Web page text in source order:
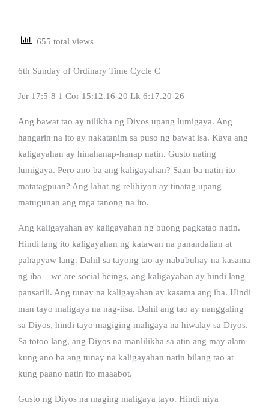
655 total views
6th Sunday of Ordinary Time Cycle C
Jer 17:5-8 1 Cor 15:12.16-20 Lk 6:17.20-26
Ang bawat tao ay nilikha ng Diyos upang lumigaya. Ang
hangarin na ito ay nakatanim sa puso ng bawat isa. Kaya ang
kaligayahan ay hinahanap-hanap natin. Gusto nating
lumigaya. Pero ano ba ang kaligayahan? Saan ba natin ito
matatagpuan? Ang lahat ng relihiyon ay tinatag upang
matugunan ang mga tanong na ito.
Ang kaligayahan ay kaligayahan ng buong pagkatao natin.
Hindi lang ito kaligayahan ng katawan na panandalian at
pahapyaw lang. Dahil sa tayong tao ay nabubuhay na kasama
ng iba – we are social beings, ang kaligayahan ay hindi lang
pansarili. Ang tunay na kaligayahan ay kasama ang iba. Hindi
man tayo maligaya na nag-iisa. Dahil ang tao ay nanggaling
sa Diyos, hindi tayo magiging maligaya na hiwalay sa Diyos.
Sa totoo lang, ang Diyos na manlilikha sa atin ang may alam
kung ano ba ang tunay na kaligayahan natin bilang tao at
kung paano natin ito maaabot.
Gusto ng Diyos na maging maligaya tayo. Hindi niya